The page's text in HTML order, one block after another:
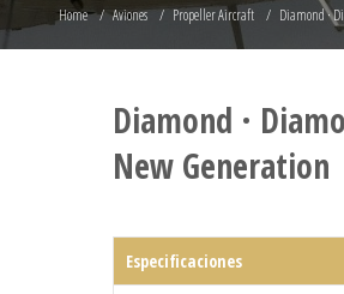
Home Aviones Propeller Aircraft Diamond ·
Diamond ·
New Generation
Especificaciones